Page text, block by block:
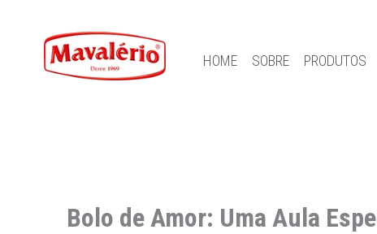
HOME SOBRE PRODUTOS
Bolo de Amor: Uma Aula